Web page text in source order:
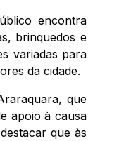
encontra
brinquedos e
variadas para
da cidade.
que
apoio à causa
que às